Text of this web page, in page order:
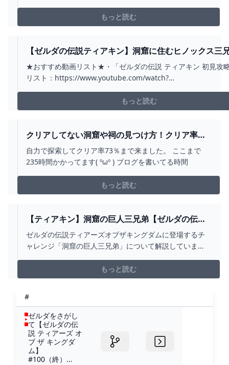
もっと読む
【ゼルダの伝説ティアキン】洞窟に住むヒノックス三
レイクサイド馬宿・ゲルドキャニオン馬宿・平原外れ
攻略（洞窟の巨人三兄弟、封じられた井戸、馬番の願
★おすすめ動画リスト★・「ゼルダの伝説 ティアキン 初見攻
リスト：https://www.youtube.com/watch?
チャンネル登録をよろしくお願いします★https://
もっと読む
クリアしてない洞窟や祠の見つけ方！クリア率
73％の探索方法【ゼルダ ティアーズオブザキング
ダム】 無垢ログ
自力で探索してクリア率73％まで来ました。 ここまで
235時間かかってます( ºωº ) ブログを書いてる時間
もっと読む
【ティアキン】洞窟の巨人三兄弟【ゼルダの伝説
ティアーズオブザキングダム】 HYPERWIKI
ゼルダの伝説ティアーズオブザキングダムに登場するチ
ャレンジ「洞窟の巨人三兄弟」について解説していま
酬をマップ座標付きで載せています。
もっと読む
#
ゼルダをさがし
て【ゼルダの伝
説 ティアーズ オ
ブ ザ キングダ
ム】
#100（終）...